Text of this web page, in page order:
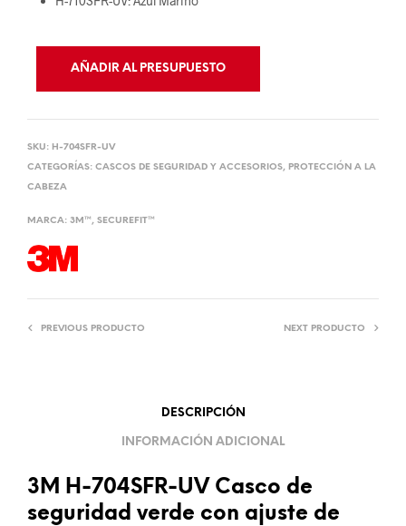
AÑADIR AL PRESUPUESTO
SKU: H-704SFR-UV
CATEGORÍAS: CASCOS DE SEGURIDAD Y ACCESORIOS, PROTECCIÓN A LA
CABEZA
MARCA: 3M™, SECUREFIT™
PREVIOUS PRODUCTO NEXT PRODUCTO
DESCRIPCIÓN
INFORMACIÓN ADICIONAL
3M H-704SFR-UV Casco de
seguridad verde con ajuste de